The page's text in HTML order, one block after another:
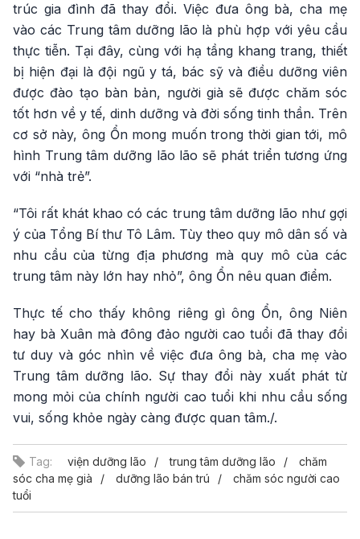
trúc gia đình đã thay đổi. Việc đưa ông bà, cha mẹ
vào các Trung tâm dưỡng lão là phù hợp với yêu cầu
thực tiễn. Tại đây, cùng với hạ tầng khang trang, thiết
bị hiện đại là đội ngũ y tá, bác sỹ và điều dưỡng viên
được đào tạo bàn bản, người già sẽ được chăm sóc
tốt hơn về y tế, dinh dưỡng và đời sống tinh thần. Trên
cơ sở này, ông Ổn mong muốn trong thời gian tới, mô
hình Trung tâm dưỡng lão lão sẽ phát triển tương ứng
với “nhà trẻ”.
“Tôi rất khát khao có các trung tâm dưỡng lão như gợi
ý của Tổng Bí thư Tô Lâm. Tùy theo quy mô dân số và
nhu cầu của từng địa phương mà quy mô của các
trung tâm này lớn hay nhỏ”, ông Ổn nêu quan điểm.
Thực tế cho thấy không riêng gì ông Ổn, ông Niên
hay bà Xuân mà đông đảo người cao tuổi đã thay đổi
tư duy và góc nhìn về việc đưa ông bà, cha mẹ vào
Trung tâm dưỡng lão. Sự thay đổi này xuất phát từ
mong mỏi của chính người cao tuổi khi nhu cầu sống
vui, sống khỏe ngày càng được quan tâm./.
Tag: viện dưỡng lão trung tâm dưỡng lão
chăm
sóc cha mẹ già
dưỡng lão bán trú
chăm sóc người cao
tuổi